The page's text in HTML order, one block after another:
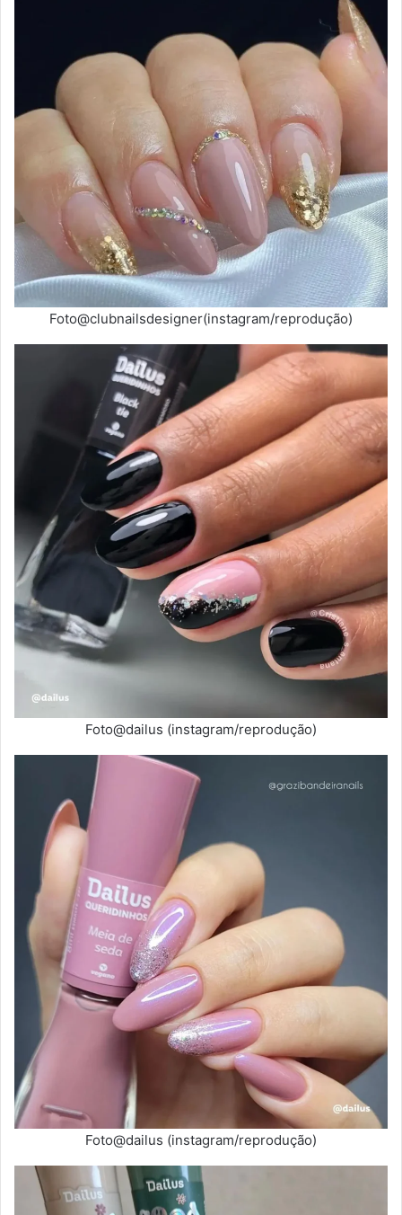
Foto@clubnailsdesigner(instagram/reprodução)
Foto@dailus (instagram/reprodução)
Foto@dailus (instagram/reprodução)